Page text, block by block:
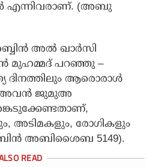
എന്നിവരാണ്. (അബു
അല്‍ ഖാര്‍സി
മുഹമ്മദ് പറഞ്ഞു –
ദിനത്തിലും ആരൊരാള്‍
അവന്‍ ജുമുഅ
അടിമകളും, രോഗികളും
അബിശൈബ 5149).